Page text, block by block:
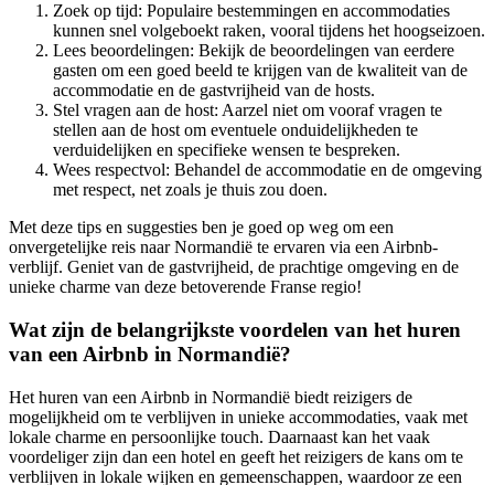
Zoek op tijd: Populaire bestemmingen en accommodaties
kunnen snel volgeboekt raken, vooral tijdens het hoogseizoen.
Lees beoordelingen: Bekijk de beoordelingen van eerdere
gasten om een goed beeld te krijgen van de kwaliteit van de
accommodatie en de gastvrijheid van de hosts.
Stel vragen aan de host: Aarzel niet om vooraf vragen te
stellen aan de host om eventuele onduidelijkheden te
verduidelijken en specifieke wensen te bespreken.
Wees respectvol: Behandel de accommodatie en de omgeving
met respect, net zoals je thuis zou doen.
Met deze tips en suggesties ben je goed op weg om een
onvergetelijke reis naar Normandië te ervaren via een Airbnb-
verblijf. Geniet van de gastvrijheid, de prachtige omgeving en de
unieke charme van deze betoverende Franse regio!
Wat zijn de belangrijkste voordelen van het huren
van een Airbnb in Normandië?
Het huren van een Airbnb in Normandië biedt reizigers de
mogelijkheid om te verblijven in unieke accommodaties, vaak met
lokale charme en persoonlijke touch. Daarnaast kan het vaak
voordeliger zijn dan een hotel en geeft het reizigers de kans om te
verblijven in lokale wijken en gemeenschappen, waardoor ze een